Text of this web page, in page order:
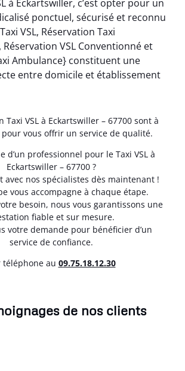
à Eckartswiller, c’est opter pour un
ponctuel, sécurisé et reconnu
VSL, Réservation Taxi
VSL Conventionné et
Ambulance} constituent une
entre domicile et établissement
Taxi VSL à Eckartswiller – 67700 sont à
vous offrir un service de qualité.
d’un professionnel pour le Taxi VSL à
Eckartswiller – 67700 ?
avec nos spécialistes dès maintenant !
vous accompagne à chaque étape.
besoin, nous vous garantissons une
fiable et sur mesure.
votre demande pour bénéficier d’un
service de confiance.
téléphone au 09.75.18.12.30
de nos clients